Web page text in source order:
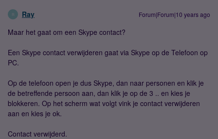
R Ray Forum|Forum|10 years ago
Maar het gaat om een Skype contact?
Een Skype contact verwijderen gaat via Skype op de Telefoon op
PC.
Op de telefoon open je dus Skype, dan naar personen en klik je
de betreffende persoon aan, dan klik je op de 3 .. en kies je
blokkeren. Op het scherm wat volgt vink je contact verwijderen
aan en kies je ok.
Contact verwijderd.